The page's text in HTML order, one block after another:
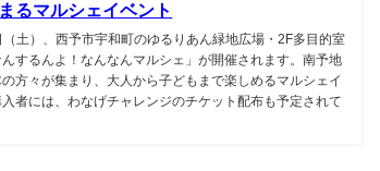
るマルシェイベント
土）、西予市宇和町のゆるりあん緑地広場・2F多目的室
するんよ！なんなんマルシェ」が開催されます。南予地
方々が集まり、大人から子どもまで楽しめるマルシェイ
者には、わなげチャレンジのチケット配布も予定されて